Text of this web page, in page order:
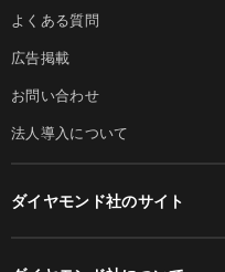
よくある質問
広告掲載
お問い合わせ
法人導入について
ダイヤモンド社のサイト